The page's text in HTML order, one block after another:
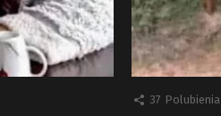
37 Polubienia